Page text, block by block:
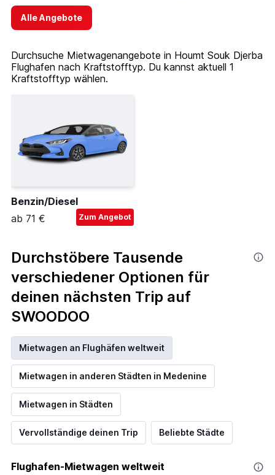
Alle Angebote
Durchsuche Mietwagenangebote in Houmt Souk Djerba
Flughafen nach Kraftstofftyp. Du kannst aktuell 1
Kraftstofftyp wählen.
Benzin/Diesel
ab 71 €
Zum Angebot
Durchstöbere Tausende
verschiedener Optionen für
deinen nächsten Trip auf
SWOODOO
Mietwagen an Flughäfen weltweit
Mietwagen in anderen Städten in Medenine
Mietwagen in Städten
Vervollständige deinen Trip Beliebte Städte
Flughafen-Mietwagen weltweit